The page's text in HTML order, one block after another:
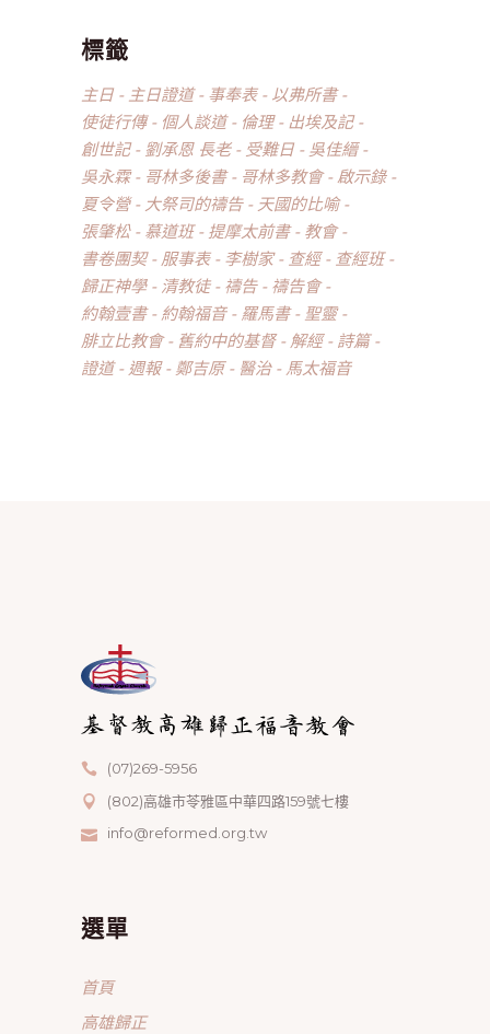
標籤
主日 主日證道 事奉表
以弗所書
使徒行傳
個人談道 倫理
出埃及記
創世記
劉承恩 長老 受難日
吳佳縉
吳永霖
哥林多後書 哥林多教會
啟示錄
夏令營
大祭司的禱告
天國的比喻
張肇松
慕道班 提摩太前書
教會
書卷團契
服事表 李樹家 查經
查經班
歸正神學
清教徒 禱告
禱告會
約翰壹書
約翰福音 羅馬書
聖靈
腓立比教會
舊約中的基督 解經
詩篇
證道
週報 鄭吉原 醫治 馬太福音
(07)269-5956
(802)高雄市苓雅區中華四路159號七樓
info@reformed.org.tw
選單
首頁
高雄歸正